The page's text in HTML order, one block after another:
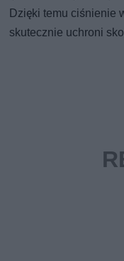
Dzięki temu ciśnienie
skutecznie uchroni